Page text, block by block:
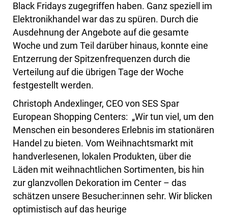
Black Fridays zugegriffen haben. Ganz speziell im
Elektronikhandel war das zu spüren. Durch die
Ausdehnung der Angebote auf die gesamte
Woche und zum Teil darüber hinaus, konnte eine
Entzerrung der Spitzenfrequenzen durch die
Verteilung auf die übrigen Tage der Woche
festgestellt werden.
Christoph Andexlinger, CEO von SES Spar
European Shopping Centers: „Wir tun viel, um den
Menschen ein besonderes Erlebnis im stationären
Handel zu bieten. Vom Weihnachtsmarkt mit
handverlesenen, lokalen Produkten, über die
Läden mit weihnachtlichen Sortimenten, bis hin
zur glanzvollen Dekoration im Center – das
schätzen unsere Besucher:innen sehr. Wir blicken
optimistisch auf das heurige